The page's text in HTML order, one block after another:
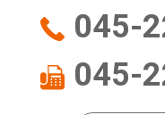
045-
045-